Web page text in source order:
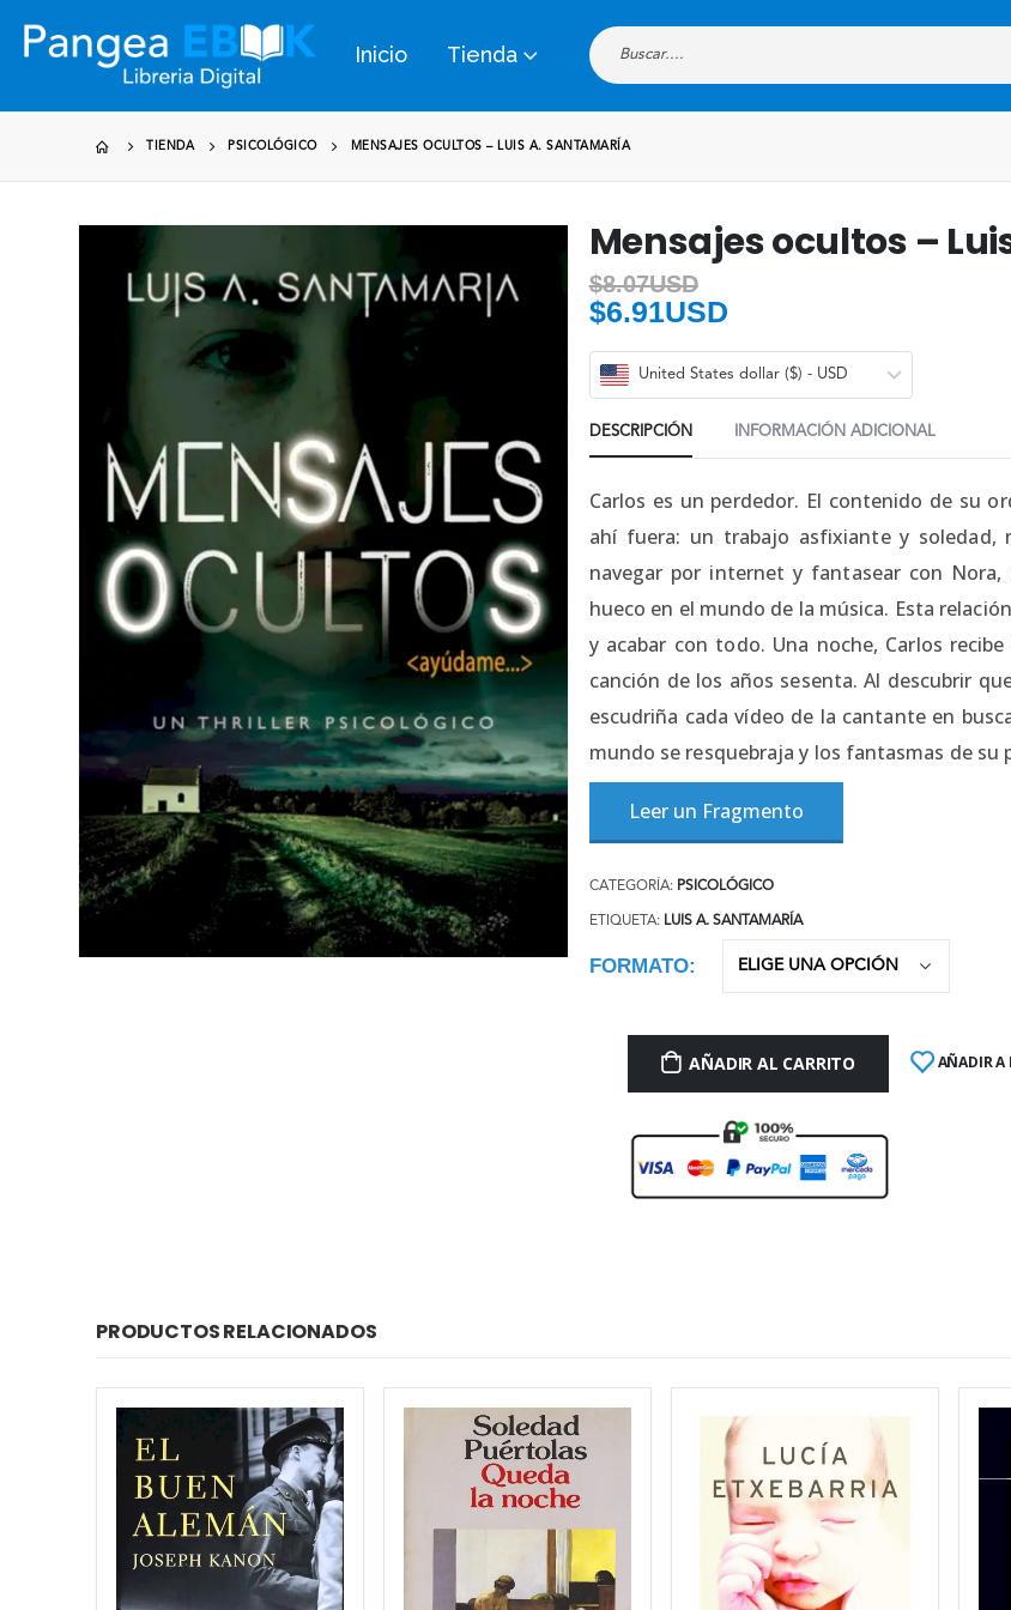
Inicio Tienda
TIENDA PSICOLÓGICO MENSAJES OCULTOS – LUIS A. SANTAMARÍA
Mensajes ocultos –
$8.07USD
$6.91USD
United States dollar ($) - USD
DESCRIPCIÓN INFORMACIÓN ADICIONAL
Carlos es un perdedor. El contenido de su
ahí fuera: un trabajo asfixiante y soledad,
navegar por internet y fantasear con
hueco en el mundo de la música. Esta
y acabar con todo. Una noche, Carlos
canción de los años sesenta. Al descubrir
escudriña cada vídeo de la cantante en
mundo se resquebraja y los fantasmas de su
Leer un Fragmento
CATEGORÍA: PSICOLÓGICO
ETIQUETA: LUIS A. SANTAMARÍA
FORMATO
AÑADIR AL CARRITO AÑADIR A
PRODUCTOS RELACIONADOS